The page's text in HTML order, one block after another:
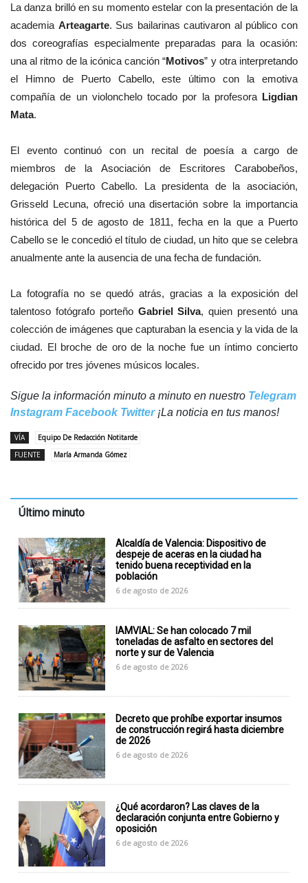
La danza brilló en su momento estelar con la presentación de la
academia Arteagarte. Sus bailarinas cautivaron al público con
dos coreografías especialmente preparadas para la ocasión:
una al ritmo de la icónica canción “Motivos” y otra interpretando
el Himno de Puerto Cabello, este último con la emotiva
compañía de un violonchelo tocado por la profesora Ligdian
Mata.
El evento continuó con un recital de poesía a cargo de
miembros de la Asociación de Escritores Carabobeños,
delegación Puerto Cabello. La presidenta de la asociación,
Grisseld Lecuna, ofreció una disertación sobre la importancia
histórica del 5 de agosto de 1811, fecha en la que a Puerto
Cabello se le concedió el título de ciudad, un hito que se celebra
anualmente ante la ausencia de una fecha de fundación.
La fotografía no se quedó atrás, gracias a la exposición del
talentoso fotógrafo porteño Gabriel Silva, quien presentó una
colección de imágenes que capturaban la esencia y la vida de la
ciudad. El broche de oro de la noche fue un íntimo concierto
ofrecido por tres jóvenes músicos locales.
Sigue la información minuto a minuto en nuestro Telegram
Instagram Facebook Twitter¡La noticia en tus manos!
VÍA
Equipo De Redacción Notitarde
FUENTE
María Armanda Gómez
Último minuto
Alcaldía de Valencia: Dispositivo de
despeje de aceras en la ciudad ha
tenido buena receptividad en la
población
6 de agosto de 2026
IAMVIAL: Se han colocado 7 mil
toneladas de asfalto en sectores del
norte y sur de Valencia
6 de agosto de 2026
Decreto que prohíbe exportar insumos
de construcción regirá hasta diciembre
de 2026
6 de agosto de 2026
¿Qué acordaron? Las claves de la
declaración conjunta entre Gobierno y
oposición
6 de agosto de 2026